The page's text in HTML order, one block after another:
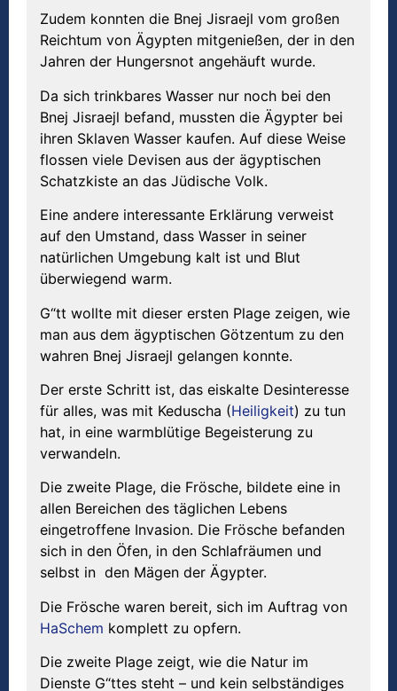
Zudem konnten die Bnej Jisraejl vom großen
Reichtum von Ägypten mitgenießen, der in den
Jahren der Hungersnot angehäuft wurde.
Da sich trinkbares Wasser nur noch bei den
Bnej Jisraejl befand, mussten die Ägypter bei
ihren Sklaven Wasser kaufen. Auf diese Weise
flossen viele Devisen aus der ägyptischen
Schatzkiste an das Jüdische Volk.
Eine andere interessante Erklärung verweist
auf den Umstand, dass Wasser in seiner
natürlichen Umgebung kalt ist und Blut
überwiegend warm.
G“tt wollte mit dieser ersten Plage zeigen, wie
man aus dem ägyptischen Götzentum zu den
wahren Bnej Jisraejl gelangen konnte.
Der erste Schritt ist, das eiskalte Desinteresse
für alles, was mit Keduscha (Heiligkeit) zu tun
hat, in eine warmblütige Begeisterung zu
verwandeln.
Die zweite Plage, die Frösche, bildete eine in
allen Bereichen des täglichen Lebens
eingetroffene Invasion. Die Frösche befanden
sich in den Öfen, in den Schlafräumen und
selbst in den Mägen der Ägypter.
Die Frösche waren bereit, sich im Auftrag von
HaSchem komplett zu opfern.
Die zweite Plage zeigt, wie die Natur im
Dienste G“ttes steht – und kein selbständiges